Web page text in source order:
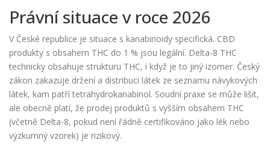
Právní situace v roce 2026
V České republice je situace s kanabinoidy specifická. CBD
produkty s obsahem THC do 1 % jsou legální. Delta-8 THC
technicky obsahuje strukturu THC, i když je to jiný izomer. Český
zákon zakazuje držení a distribuci látek ze seznamu návykových
látek, kam patří tetrahydrokanabinol. Soudní praxe se může lišit,
ale obecně platí, že prodej produktů s vyšším obsahem THC
(včetně Delta-8, pokud není řádně certifikováno jako lék nebo
výzkumný vzorek) je rizikový.